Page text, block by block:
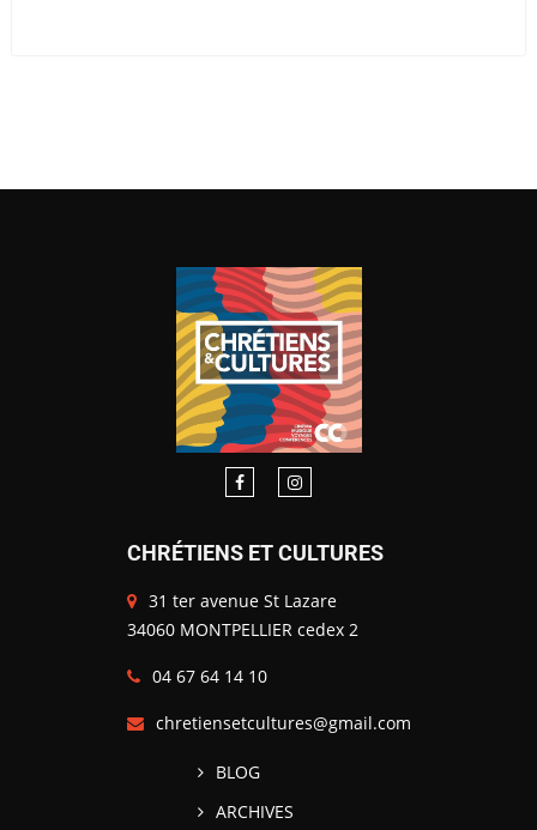
CHRÉTIENS ET CULTURES
31 ter avenue St Lazare
34060 MONTPELLIER cedex 2
04 67 64 14 10
chretiensetcultures@gmail.com
BLOG
ARCHIVES